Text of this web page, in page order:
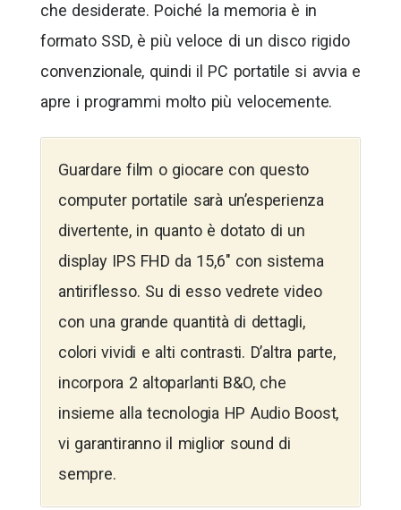
che desiderate. Poiché la memoria è in
formato SSD, è più veloce di un disco rigido
convenzionale, quindi il PC portatile si avvia e
apre i programmi molto più velocemente.
Guardare film o giocare con questo
computer portatile sarà un’esperienza
divertente, in quanto è dotato di un
display IPS FHD da 15,6″ con sistema
antiriflesso. Su di esso vedrete video
con una grande quantità di dettagli,
colori vividi e alti contrasti. D’altra parte,
incorpora 2 altoparlanti B&O, che
insieme alla tecnologia HP Audio Boost,
vi garantiranno il miglior sound di
sempre.